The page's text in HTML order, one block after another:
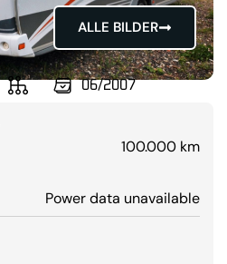
ALLE BILDER
06/2007
100.000 km
Power data unavailable